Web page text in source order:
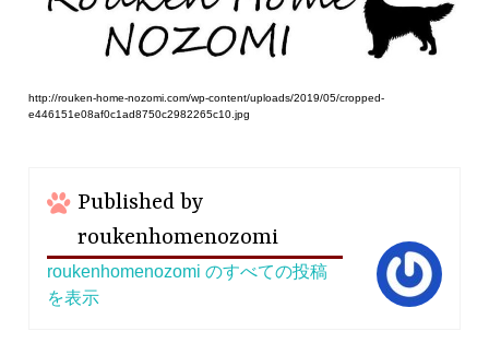
http://rouken-home-nozomi.com/wp-content/uploads/2019/05/cropped-
e446151e08af0c1ad8750c2982265c10.jpg
Published by
roukenhomenozomi
roukenhomenozomi のすべての投稿
を表示